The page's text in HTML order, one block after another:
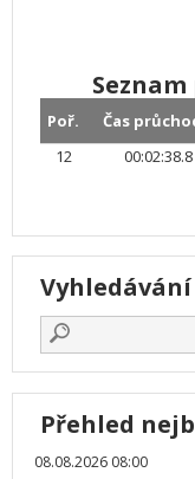
Poř. Čas
12
00:02:38.8
Přehled
08.08.2026 08:00